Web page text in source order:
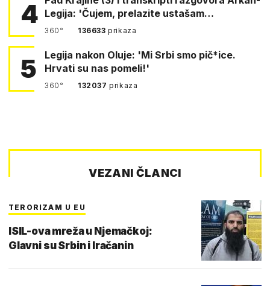
4 Legija: 'Čujem, prelazite ustašam…
360° 136633prikaza
5
Legija nakon Oluje: 'Mi Srbi smo pič*ice.
Hrvati su nas pomeli!'
360° 132037prikaza
VEZANI ČLANCI
TERORIZAM U EU
ISIL-ova mreža u Njemačkoj:
Glavni su Srbin i Iračanin